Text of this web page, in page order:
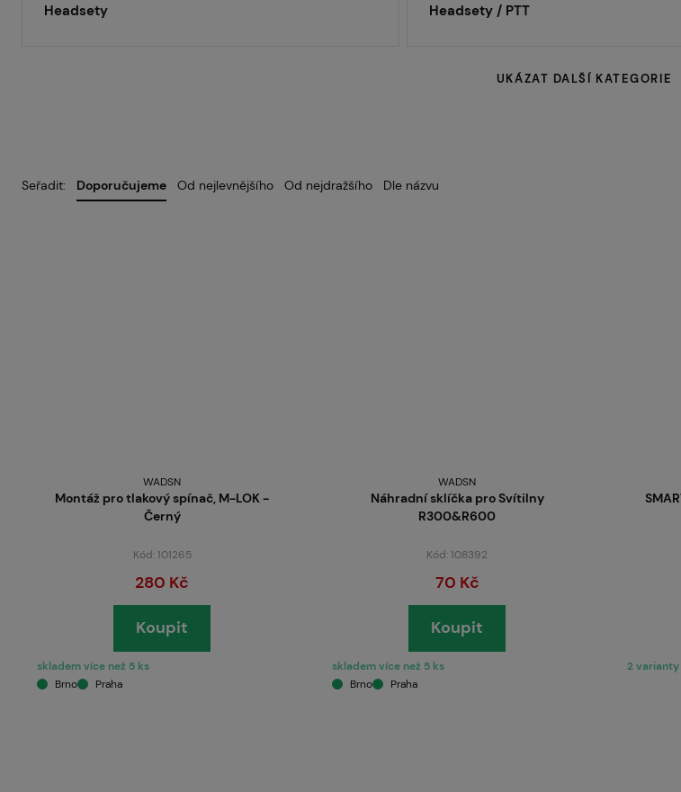
Headsety Headsety / PTT
UKÁZAT DALŠÍ KATEGORIE
Seřadit: Doporučujeme Od nejlevnějšího Od nejdražšího Dle názvu
WADSN
Montáž pro tlakový spínač, M-LOK -
Černý
Kód: 101265
280 Kč
Koupit
skladem více než 5 ks
Brno
Praha
WADSN
Náhradní sklíčka pro Svítilny
R300&R600
Kód: 108392
70 Kč
Koupit
skladem více než 5 ks
Brno
Praha
2